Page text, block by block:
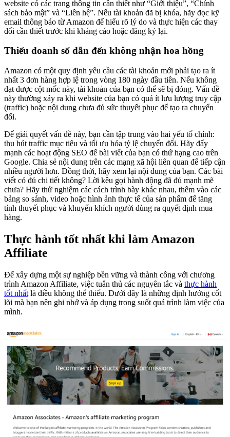
website có các trang thông tin cần thiết như “Giới thiệu”, “Chính
sách bảo mật” và “Liên hệ”. Nếu tài khoản đã bị khóa, hãy đọc kỹ
email thông báo từ Amazon để hiểu rõ lý do và thực hiện các thay
đổi cần thiết trước khi kháng cáo hoặc đăng ký lại.
Thiếu doanh số dẫn đến không nhận hoa hồng
Amazon có một quy định yêu cầu các tài khoản mới phải tạo ra ít
nhất 3 đơn hàng hợp lệ trong vòng 180 ngày đầu tiên. Nếu không
đạt được cột mốc này, tài khoản của bạn có thể sẽ bị đóng. Vấn đề
này thường xảy ra khi website của bạn có quá ít lưu lượng truy cập
(traffic) hoặc nội dung chưa đủ sức thuyết phục để tạo ra chuyển
đổi.
Để giải quyết vấn đề này, bạn cần tập trung vào hai yếu tố chính:
thu hút traffic mục tiêu và tối ưu hóa tỷ lệ chuyển đổi. Hãy đẩy
mạnh các hoạt động SEO để bài viết của bạn có thứ hạng cao trên
Google. Chia sẻ nội dung trên các mạng xã hội liên quan để tiếp cận
nhiều người hơn. Đồng thời, hãy xem lại nội dung của bạn. Các bài
viết có đủ chi tiết không? Lời kêu gọi hành động đã đủ mạnh mẽ
chưa? Hãy thử nghiệm các cách trình bày khác nhau, thêm vào các
bảng so sánh, video hoặc hình ảnh thực tế của sản phẩm để tăng
tính thuyết phục và khuyến khích người dùng ra quyết định mua
hàng.
Thực hành tốt nhất khi làm Amazon
Affiliate
Để xây dựng một sự nghiệp bền vững và thành công với chương
trình Amazon Affiliate, việc tuân thủ các nguyên tắc và thực hành
tốt nhất là điều không thể thiếu. Dưới đây là những định hướng cốt
lõi mà bạn nên ghi nhớ và áp dụng trong suốt quá trình làm việc của
mình.